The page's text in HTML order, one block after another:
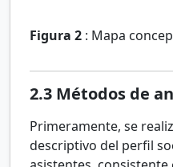
Figura 2 : Mapa
2.3 Métodos de
Primeramente, se
descriptivo del perfil